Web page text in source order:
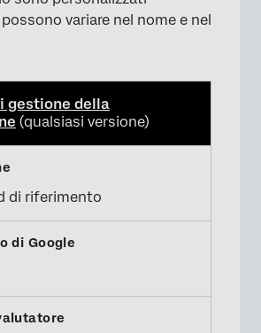
variare nel nome e nel
gestione della
(qualsiasi versione)
di riferimento